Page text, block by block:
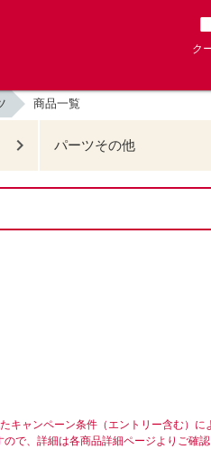
ク
商品一覧
パーツその他
ャンペーン条件（エントリー含む）に
で、詳細は各商品詳細ページよりご確認